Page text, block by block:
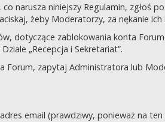
narusza niniejszy Regulamin,
żeby Moderatorzy, za nękanie
dotyczące zablokowania konta
„Recepcja i Sekretariat”.
Forum, zapytaj Administratora lub
email (prawdziwy, ponieważ na